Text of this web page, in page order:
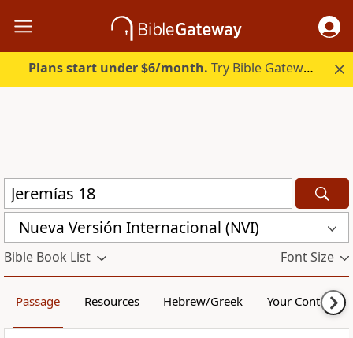
Plans start under $6/month. Try Bible Gateway Plus.
Nueva Versión Internacional (NVI)
Bible Book List Font Size
Passage Resources Hebrew/Greek Your Content